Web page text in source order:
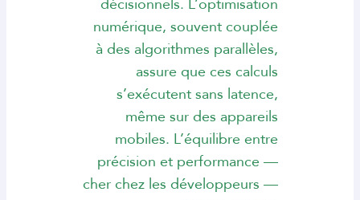
numérique, souvent couplée
à des algorithmes parallèles,
assure que ces calculs
s’exécutent sans latence,
même sur des appareils
mobiles. L’équilibre entre
précision et performance —
cher chez les développeurs —